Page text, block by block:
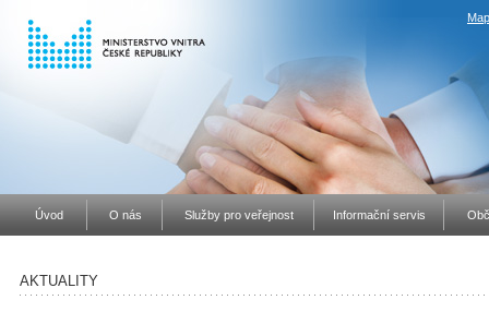
Úvod O nás Služby pro veřejnost Informační servis
AKTUALITY